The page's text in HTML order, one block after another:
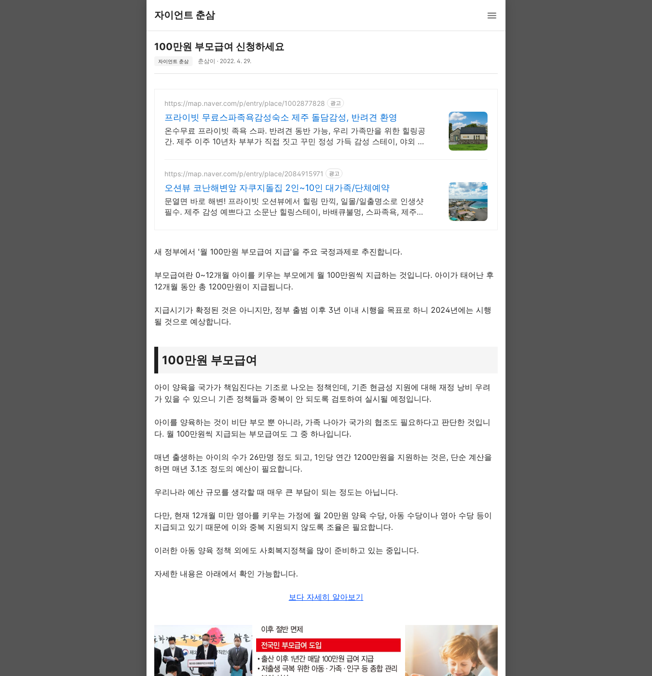
자이언트 춘삼
100만원 부모급여 신청하세요
자이언트 춘삼 춘삼이 · 2022. 4. 29.
https://map.naver.com/p/entry/place/1002877828 광고
프라이빗 무료스파족욕감성숙소 제주 돌담감성, 반려견 환영
온수무료 프라이빗 족욕 스파. 반려견 동반 가능, 우리 가족만을 위한 힐링공
간. 제주 이주 10년차 부부가 직접 짓고 꾸민 정성 가득 감성 스테이, 야외 바
https://map.naver.com/p/entry/place/2084915971 광고
오션뷰 코난해변앞 자쿠지돌집 2인~10인 대가족/단체예약
문열면 바로 해변! 프라이빗 오션뷰에서 힐링 만끽, 일몰/일출명소로 인생샷
필수. 제주 감성 예쁘다고 소문난 힐링스테이, 바배큐불멍, 스파족욕, 제주바
새 정부에서 '월 100만원 부모급여 지급'을 주요 국정과제로 추진합니다.
부모급여란 0~12개월 아이를 키우는 부모에게 월 100만원씩 지급하는 것입니다. 아이가 태어난 후
12개월 동안 총 1200만원이 지급됩니다.
지급시기가 확정된 것은 아니지만, 정부 출범 이후 3년 이내 시행을 목표로 하니 2024년에는 시행
될 것으로 예상합니다.
100만원 부모급여
아이 양육을 국가가 책임진다는 기조로 나오는 정책인데, 기존 현금성 지원에 대해 재정 낭비 우려
가 있을 수 있으니 기존 정책들과 중복이 안 되도록 검토하여 실시될 예정입니다.
아이를 양육하는 것이 비단 부모 뿐 아니라, 가족 나아가 국가의 협조도 필요하다고 판단한 것입니
다. 월 100만원씩 지급되는 부모급여도 그 중 하나입니다.
매년 출생하는 아이의 수가 26만명 정도 되고, 1인당 연간 1200만원을 지원하는 것은, 단순 계산을
하면 매년 3.1조 정도의 예산이 필요합니다.
우리나라 예산 규모를 생각할 때 매우 큰 부담이 되는 정도는 아닙니다.
다만, 현재 12개월 미만 영아를 키우는 가정에 월 20만원 양육 수당, 아동 수당이나 영아 수당 등이
지급되고 있기 때문에 이와 중복 지원되지 않도록 조율은 필요합니다.
이러한 아동 양육 정책 외에도 사회복지정책을 많이 준비하고 있는 중입니다.
자세한 내용은 아래에서 확인 가능합니다.
보다 자세히 알아보기